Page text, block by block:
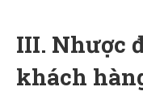
III. Nhược
khách